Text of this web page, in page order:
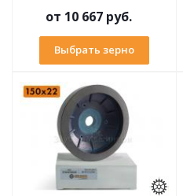
от 10 667 руб.
Выбрать зерно